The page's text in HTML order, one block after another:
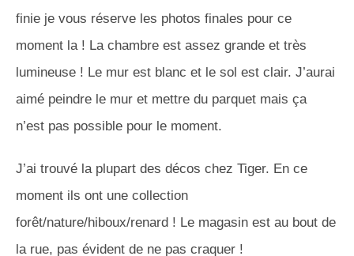
finie je vous réserve les photos finales pour ce
moment la ! La chambre est assez grande et très
lumineuse ! Le mur est blanc et le sol est clair. J’aurai
aimé peindre le mur et mettre du parquet mais ça
n’est pas possible pour le moment.
J’ai trouvé la plupart des décos chez Tiger. En ce
moment ils ont une collection
forêt/nature/hiboux/renard ! Le magasin est au bout de
la rue, pas évident de ne pas craquer !